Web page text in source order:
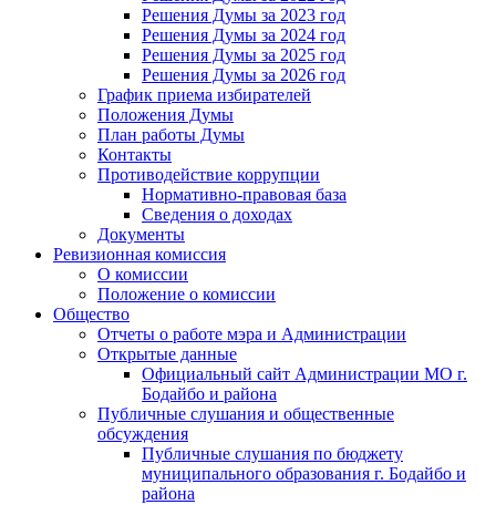
Решения Думы за 2023 год
Решения Думы за 2024 год
Решения Думы за 2025 год
Решения Думы за 2026 год
График приема избирателей
Положения Думы
План работы Думы
Контакты
Противодействие коррупции
Нормативно-правовая база
Сведения о доходах
Документы
Ревизионная комиссия
О комиссии
Положение о комиссии
Общество
Отчеты о работе мэра и Администрации
Открытые данные
Официальный сайт Администрации МО г.
Бодайбо и района
Публичные слушания и общественные
обсуждения
Публичные слушания по бюджету
муниципального образования г. Бодайбо и
района